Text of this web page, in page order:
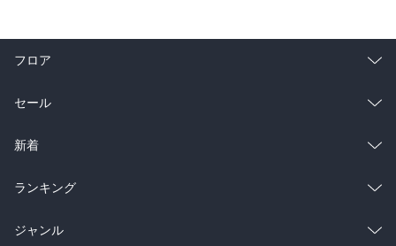
フロア
総合
ラノベ
雑誌・グラビア
BL・TL
セール
総合
ラノベ
雑誌・グラビア
新着
総合
ラノベ
ランキング
総合
ジャンル